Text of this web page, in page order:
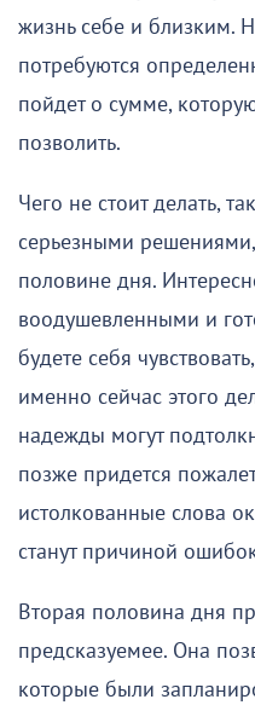
жизнь себе и близким.
потребуются
пойдет о сумме,
позволить.
Чего не стоит делать,
серьезными
половине дня.
воодушевленными и
будете себя
именно сейчас этого
надежды могут
позже придется
истолкованные слова
станут причиной
Вторая половина дня
предсказуемее. Она
которые были